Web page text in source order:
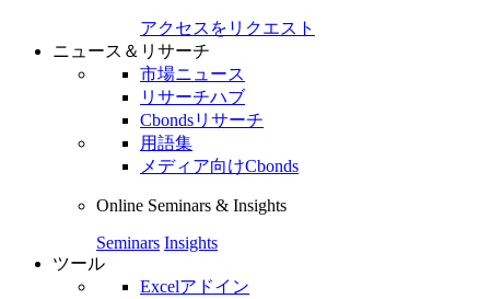
アクセスをリクエスト
ニュース＆リサーチ
市場ニュース
リサーチハブ
Cbondsリサーチ
用語集
メディア向けCbonds
Online Seminars & Insights
Seminars Insights
ツール
Excelアドイン